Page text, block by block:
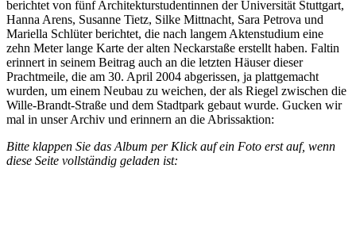
berichtet von fünf Architekturstudentinnen der Universität Stuttgart,
Hanna Arens, Susanne Tietz, Silke Mittnacht, Sara Petrova und
Mariella Schlüter berichtet, die nach langem Aktenstudium eine
zehn Meter lange Karte der alten Neckarstaße erstellt haben. Faltin
erinnert in seinem Beitrag auch an die letzten Häuser dieser
Prachtmeile, die am 30. April 2004 abgerissen, ja plattgemacht
wurden, um einem Neubau zu weichen, der als Riegel zwischen die
Wille-Brandt-Straße und dem Stadtpark gebaut wurde. Gucken wir
mal in unser Archiv und erinnern an die Abrissaktion:
Bitte klappen Sie das Album per Klick auf ein Foto erst auf, wenn
diese Seite vollständig geladen ist: